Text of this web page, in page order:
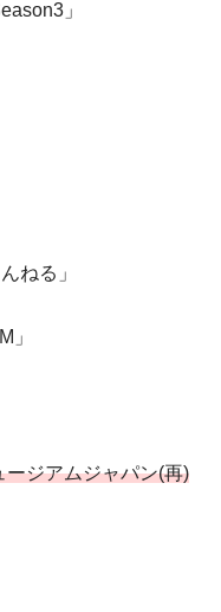
」
ねる」
」
ージアムジャパン(再)